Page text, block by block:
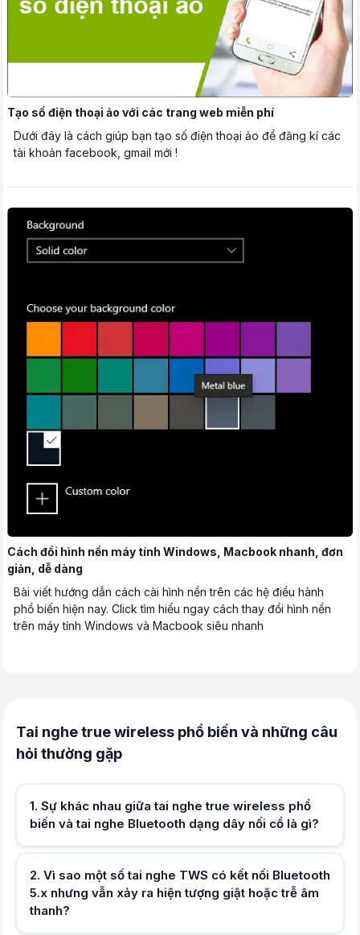
Tạo số điện thoại ảo với các trang web miễn phí
Dưới đây là cách giúp bạn tạo số điện thoại ảo để đăng kí các
tài khoản facebook, gmail mới !
Cách đổi hình nền máy tính Windows, Macbook nhanh, đơn
giản, dễ dàng
Bài viết hướng dẫn cách cài hình nền trên các hệ điều hành
phổ biến hiện nay. Click tìm hiểu ngay cách thay đổi hình nền
trên máy tính Windows và Macbook siêu nhanh
Tai nghe True Wireless là gì?
Tai nghe True Wireless là
Tai nghe không dây Pisen True Wireless T-Buds
Nhằm tạo trải nghiệm thoải mái khi đeo, Pisen đã thiết kế củ tai
Pisen T-buds được thiết kế với driver 6mm mang lại chất âm vô
Tai nghe Pisen T-Buds được điều khiển thông qua tính năng chạm
Mỗi bên tai của Pisen T-buds có thời lượng sử dụng lên đến 4,5 giờ
Tai nghe không dây True Wireless Rapoo i100
Rapoo i100 được thiết kế với các dải âm riêng tư, giọng nói được tái
Tai nghe không dây có công nghệ ENC giảm tiếng ồn chủ động.
Tai nghe true wireless phổ biến và những câu
hỏi thường gặp
1. Sự khác nhau giữa tai nghe true wireless phổ
biến và tai nghe Bluetooth dạng dây nối cổ là gì?
2. Vì sao một số tai nghe TWS có kết nối Bluetooth
5.x nhưng vẫn xảy ra hiện tượng giật hoặc trễ âm
thanh?